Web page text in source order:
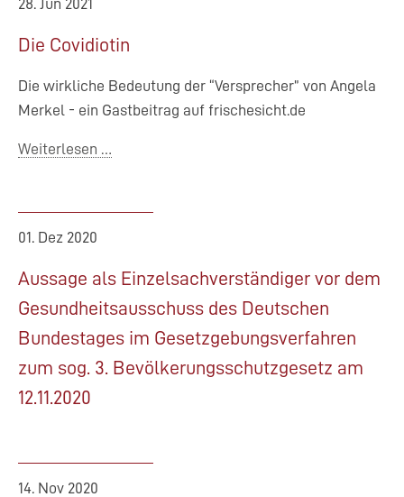
die
28. Jun 2021
Die Covidiotin
Die wirkliche Bedeutung der “Versprecher” von Angela
Merkel - ein Gastbeitrag auf frischesicht.de
Weiterlesen …
01. Dez 2020
Aussage als Einzelsachverständiger vor dem
Gesundheitsausschuss des Deutschen
Bundestages im Gesetzgebungsverfahren
zum sog. 3. Bevölkerungsschutzgesetz am
12.11.2020
14. Nov 2020